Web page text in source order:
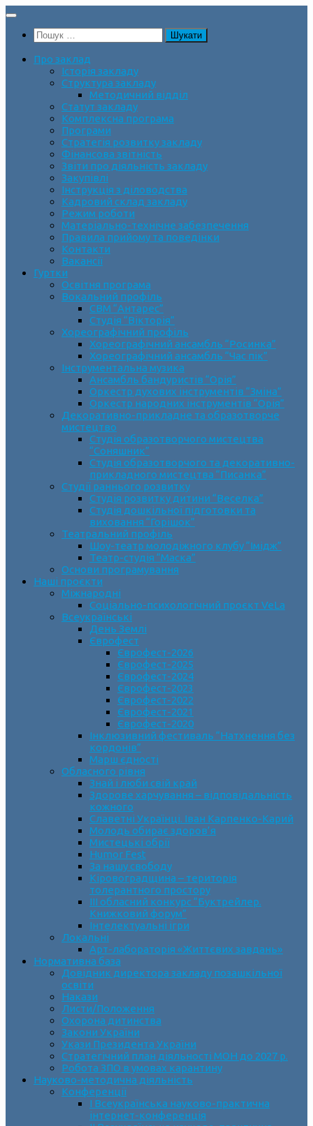
Skip
contentПошук:
Про заклад
Історія закладу
Структура закладу
Методичний відділ
Статут закладу
Комплексна програма
Програми
Стратегія розвитку закладу
Фінансова звітність
Звіти про діяльність закладу
Закупівлі
Інструкція з діловодства
Кадровий склад закладу
Режим роботи
Матеріально-технічне забезпечення
Правила прийому та поведінки
Контакти
Вакансії
Гуртки
Освітня програма
Вокальний профіль
СВМ “Антарес”
Студія “Вікторія”
Хореографічний профіль
Хореографічний ансамбль “Росинка”
Хореографічний ансамбль “Час пік”
Інструментальна музика
Ансамбль бандуристів “Орія”
Оркестр духових інструментів “Зміна”
Оркестр народних інструментів “Орія”
Декоративно-прикладне та образотворче
мистецтво
Cтудія образотворчого мистецтва
“Соняшник”
Студія образотворчого та декоративно-
прикладного мистецтва “Писанка”
Студії раннього розвитку
Студія розвитку дитини “Веселка”
Студія дошкільної підготовки та
виховання “Горішок”
Театральний профіль
Шоу-театр молодіжного клубу “Імідж”
Театр-студія “Маска”
Основи програмування
Наші проєкти
Міжнародні
Соціально-психологічний проєкт VeLa
Всеукраїнські
День Землі
Єврофест
Єврофест-2026
Єврофест-2025
Єврофест-2024
Єврофест-2023
Єврофест-2022
Єврофест-2021
Єврофест-2020
Інклюзивний фестиваль “Натхнення без
кордонів”
Марш єдності
Обласного рівня
Знай і люби свій край
Здорове харчування – відповідальність
кожного
Славетні Українці. Іван Карпенко-Карий
Молодь обирає здоров’я
Мистецькі обрії
Humor Fest
За нашу свободу
Кіровоградщина – територія
толерантного простору
ІII обласний конкурс “Буктрейлер.
Книжковий форум”
Інтелектуальні ігри
Локальні
Арт-лабораторія «Життєвих завдань»
Нормативна база
Довідник директора закладу позашкільної
освіти
Накази
Листи/Положення
Охорона дитинства
Закони України
Укази Президента України
Стратегічний план діяльності МОН до 2027 р.
Робота ЗПО в умовах карантину
Науково-методична діяльність
Конференції
І Всеукраїнська науково-практична
інтернет-конференція